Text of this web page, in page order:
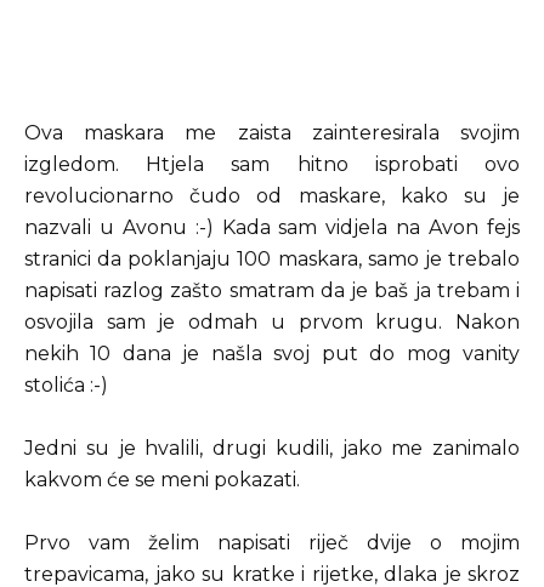
Ova maskara me zaista zainteresirala svojim
izgledom. Htjela sam hitno isprobati ovo
revolucionarno čudo od maskare, kako su je
nazvali u Avonu :-) Kada sam vidjela na Avon fejs
stranici da poklanjaju 100 maskara, samo je trebalo
napisati razlog zašto smatram da je baš ja trebam i
osvojila sam je odmah u prvom krugu. Nakon
nekih 10 dana je našla svoj put do mog vanity
stolića :-)
Jedni su je hvalili, drugi kudili, jako me zanimalo
kakvom će se meni pokazati.
Prvo vam želim napisati riječ dvije o mojim
trepavicama, jako su kratke i rijetke, dlaka je skroz